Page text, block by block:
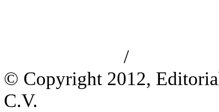
/
© Copyright 2012,
C.V.